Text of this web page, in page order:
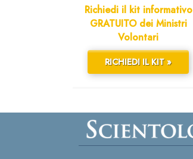
Richiedi il kit informativo
GRATUITO dei Ministri
Volontari
RICHIEDI IL KIT »